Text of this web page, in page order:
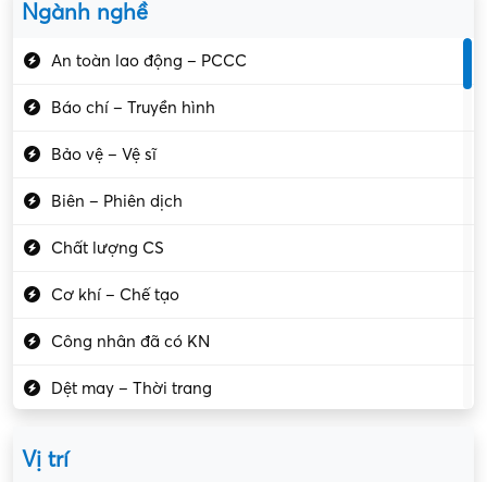
Ngành nghề
An toàn lao động – PCCC
Báo chí – Truyền hình
Bảo vệ – Vệ sĩ
Biên – Phiên dịch
Chất lượng CS
Cơ khí – Chế tạo
Công nhân đã có KN
Dệt may – Thời trang
Vị trí